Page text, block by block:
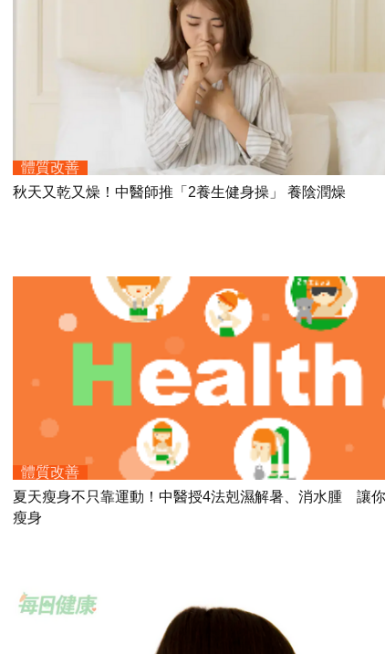
體質改善
秋天又乾又燥！中醫師推「2養生健身操」 養陰潤燥
體質改善
夏天瘦身不只靠運動！中醫授4法剋濕解暑、消水腫 讓
瘦身